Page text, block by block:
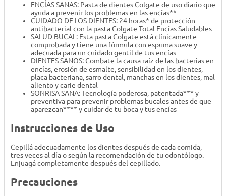
ENCÍAS SANAS: Pasta de dientes Colgate de uso diario que
ayuda a prevenir los problemas en las encías**
CUIDADO DE LOS DIENTES: 24 horas* de protección
antibacterial con la pasta Colgate Total Encías Saludables
SALUD BUCAL: Esta pasta Colgate está clínicamente
comprobada y tiene una fórmula con espuma suave y
adecuada para un cuidado gentil de tus encías
DIENTES SANOS: Combate la causa raíz de las bacterias en
encías, erosión de esmalte, sensibilidad en los dientes,
placa bacteriana, sarro dental, manchas en los dientes, mal
aliento y carie dental
SONRISA SANA: Tecnología poderosa, patentada*** y
preventiva para prevenir problemas bucales antes de que
aparezcan**** y cuidar de tu boca y tus encías
Instrucciones de Uso
Cepillá adecuadamente los dientes después de cada comida,
tres veces al día o según la recomendación de tu odontólogo.
Enjuagá completamente después del cepillado.
Precauciones